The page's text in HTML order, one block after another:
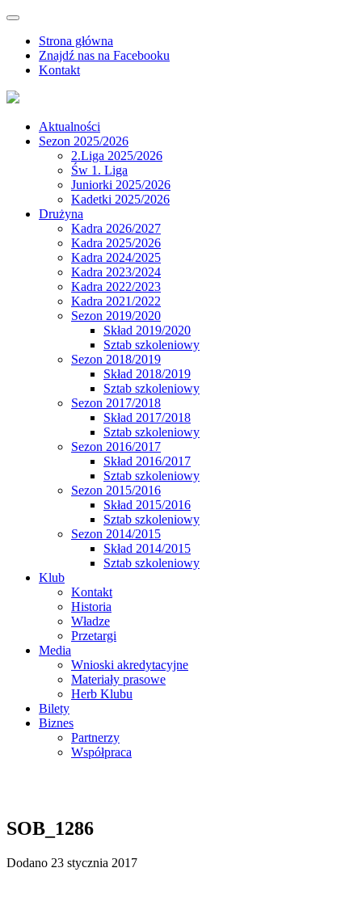
Strona główna
Znajdź nas na Facebooku
Kontakt
Aktualności
Sezon 2025/2026
2.Liga 2025/2026
Św 1. Liga
Juniorki 2025/2026
Kadetki 2025/2026
Drużyna
Kadra 2026/2027
Kadra 2025/2026
Kadra 2024/2025
Kadra 2023/2024
Kadra 2022/2023
Kadra 2021/2022
Sezon 2019/2020
Skład 2019/2020
Sztab szkoleniowy
Sezon 2018/2019
Skład 2018/2019
Sztab szkoleniowy
Sezon 2017/2018
Skład 2017/2018
Sztab szkoleniowy
Sezon 2016/2017
Skład 2016/2017
Sztab szkoleniowy
Sezon 2015/2016
Skład 2015/2016
Sztab szkoleniowy
Sezon 2014/2015
Skład 2014/2015
Sztab szkoleniowy
Klub
Kontakt
Historia
Władze
Przetargi
Media
Wnioski akredytacyjne
Materiały prasowe
Herb Klubu
Bilety
Biznes
Partnerzy
Współpraca
SOB_1286
Dodano 23 stycznia 2017